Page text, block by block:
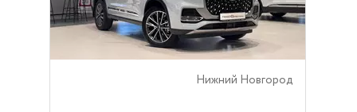
Нижний Новгород